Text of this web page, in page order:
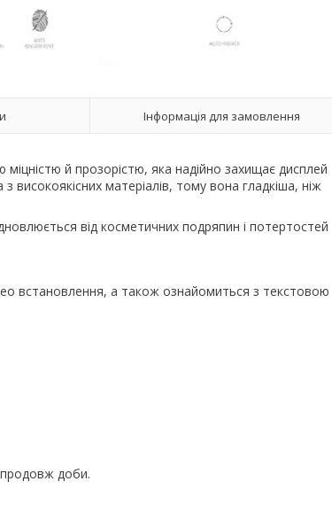
Інформація для замовлення
й прозорістю, яка надійно захищає дисплей
матеріалів, тому вона гладкіша, ніж
від косметичних подряпин і потертостей
встановлення, а також ознайомиться з текстовою
доби.